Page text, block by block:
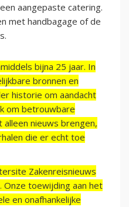
aangepaste catering.
met handbagage of de
bijna 25 jaar. In
bronnen en
historie om aandacht
om betrouwbare
nieuws brengen,
die er echt toe
Zakenreisnieuws
toewijding aan het
en onafhankelijke